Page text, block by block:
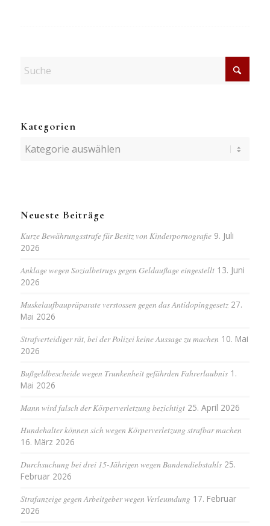
Kategorien
Kategorien
Neueste Beiträge
Kurze Bewährungsstrafe für Besitz von Kinderpornografie 9. Juli
2026
Anklage wegen Sozialbetrugs gegen Geldauflage eingestellt 13. Juni
2026
Muskelaufbaupräparate verstossen gegen das Antidopinggesetz 27.
Mai 2026
Strafverteidiger rät, bei der Polizei keine Aussage zu machen 10. Mai
2026
Bußgeldbescheide wegen Trunkenheit gefährden Fahrerlaubnis 1.
Mai 2026
Mann wird falsch der Körperverletzung bezichtigt 25. April 2026
Hundehalter können sich wegen Körperverletzung strafbar machen
16. März 2026
Durchsuchung bei drei 15-Jährigen wegen Bandendiebstahls 25.
Februar 2026
Strafanzeige gegen Arbeitgeber wegen Verleumdung 17. Februar
2026